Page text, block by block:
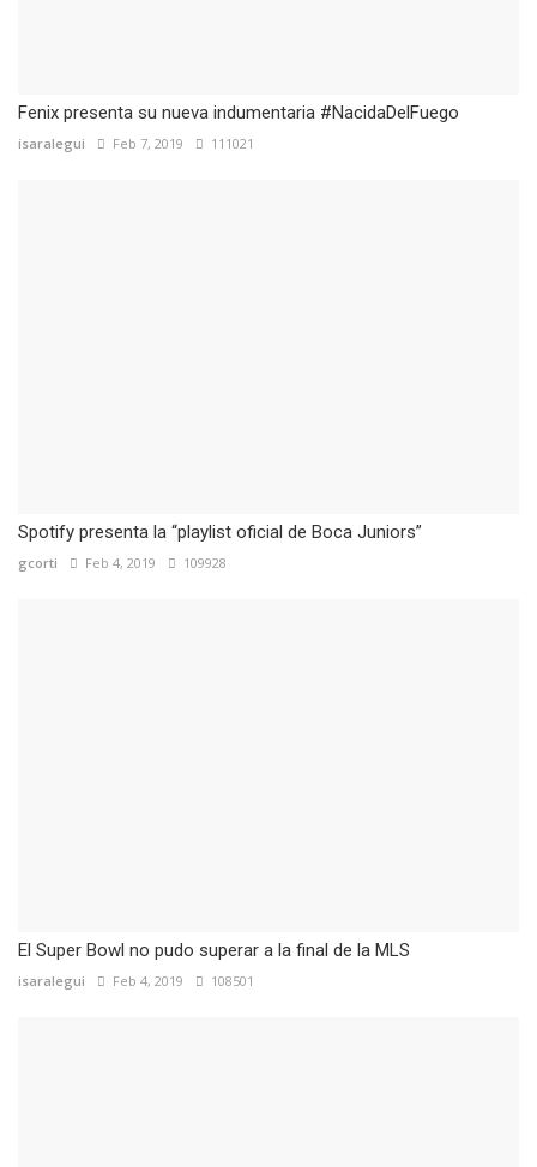
Fenix presenta su nueva indumentaria #NacidaDelFuego
isaralegui Feb 7, 2019 111021
Spotify presenta la “playlist oficial de Boca Juniors”
gcorti Feb 4, 2019 109928
El Super Bowl no pudo superar a la final de la MLS
isaralegui Feb 4, 2019 108501